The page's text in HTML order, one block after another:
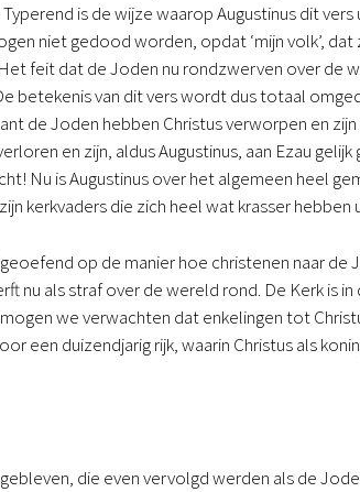
is de wijze waarop Augustinus dit vers
niet gedood worden, opdat ‘mijn volk’,
feit dat de Joden nu rondzwerven over de
betekenis van dit vers wordt dus totaal
de Joden hebben Christus verworpen en
en zijn, aldus Augustinus, aan Ezau
Nu is Augustinus over het algemeen heel
kerkvaders die zich heel wat krasser hebben
op de manier hoe christenen naar
nu als straf over de wereld rond. De Kerk is
we verwachten dat enkelingen tot
een duizendjarig rijk, waarin Christus als
die even vervolgd werden als de